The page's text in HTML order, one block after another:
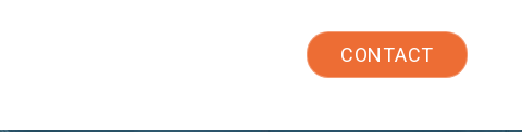
CONTACT